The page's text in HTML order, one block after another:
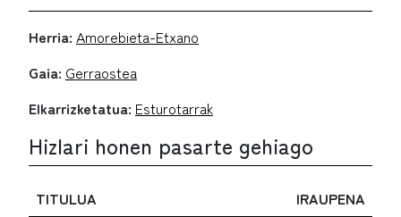
Herria: Amorebieta-Etxano
Gaia: Gerraostea
Elkarrizketatua: Esturotarrak
Hizlari honen pasarte gehiago
TITULUA
IRAUPENA